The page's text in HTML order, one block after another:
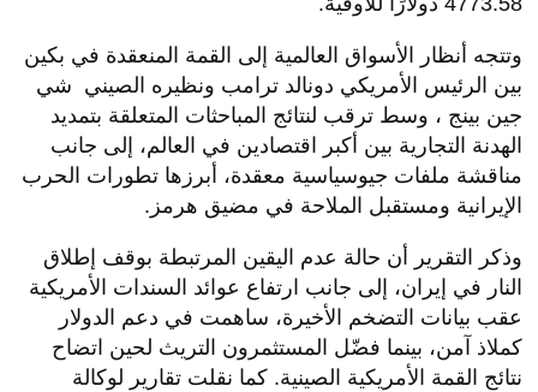
وتتجه أنظار الأسواق العالمية إلى القمة المنعقدة في بكين
بين الرئيس الأمريكي دونالد ترامب ونظيره الصيني شي
جين بينج ، وسط ترقب لنتائج المباحثات المتعلقة بتمديد
الهدنة التجارية بين أكبر اقتصادين في العالم، إلى جانب
مناقشة ملفات جيوسياسية معقدة، أبرزها تطورات الحرب
الإيرانية ومستقبل الملاحة في مضيق هرمز.
وذكر التقرير أن حالة عدم اليقين المرتبطة بوقف إطلاق
النار في إيران، إلى جانب ارتفاع عوائد السندات الأمريكية
عقب بيانات التضخم الأخيرة، ساهمت في دعم الدولار
كملاذ آمن، بينما فضّل المستثمرون التريث لحين اتضاح
نتائج القمة الأمريكية الصينية. كما نقلت تقارير لوكالة